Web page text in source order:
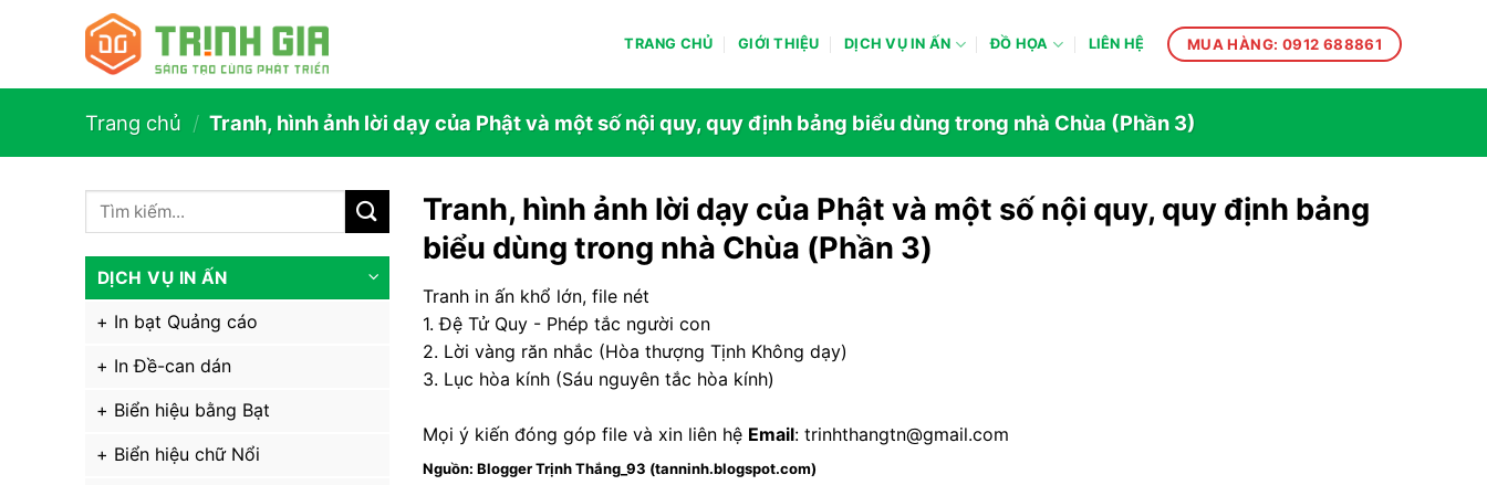
TRANG CHỦ GIỚI THIỆU DỊCH VỤ IN ẤN ĐỒ HỌA LIÊN HỆ MUA HÀNG: 0912 688861
Trang chủ / Tranh, hình ảnh lời dạy của Phật và một số nội quy, quy định bảng biểu dùng trong nhà Chùa (Phần 3)
DỊCH VỤ IN ẤN
In bạt Quảng cáo
In Đề-can dán
Biển hiệu bằng Bạt
Biển hiệu chữ Nổi
Tranh, hình ảnh lời dạy của Phật và một số nội quy, quy định bảng
biểu dùng trong nhà Chùa (Phần 3)
Tranh in ấn khổ lớn, file nét
1. Đệ Tử Quy - Phép tắc người con
2. Lời vàng răn nhắc (Hòa thượng Tịnh Không dạy)
3. Lục hòa kính (Sáu nguyên tắc hòa kính)
Mọi ý kiến đóng góp file và xin liên hệ Email: trinhthangtn@gmail.com
Nguồn: Blogger Trịnh Thắng_93 (tanninh.blogspot.com)